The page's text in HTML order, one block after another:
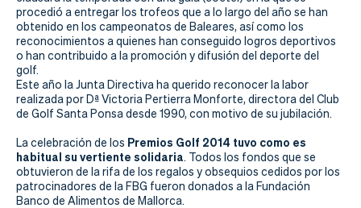
Federarse
Jugar
Aprender
Actualidad
Tienda
procedió a entregar los trofeos que a lo largo del año se han
obtenido en los campeonatos de Baleares, así como los
reconocimientos a quienes han conseguido logros deportivos
o han contribuido a la promoción y difusión del deporte del
golf.
Este año la Junta Directiva ha querido reconocer la labor
realizada por Dª Victoria Pertierra Monforte, directora del Club
de Golf Santa Ponsa desde 1990, con motivo de su jubilación.
La celebración de los Premios Golf 2014 tuvo como es
habitual su vertiente solidaria. Todos los fondos que se
obtuvieron de la rifa de los regalos y obsequios cedidos por los
patrocinadores de la FBG fueron donados a la Fundación
Banco de Alimentos de Mallorca.